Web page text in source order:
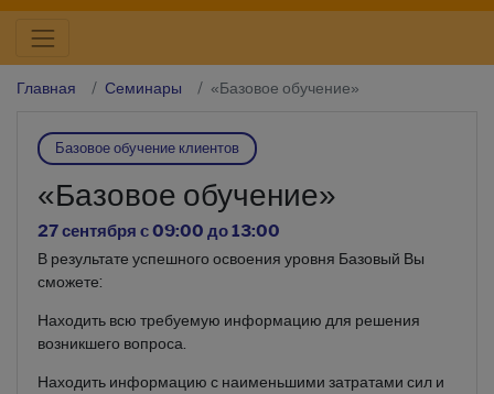
Главная Семинары «Базовое обучение»
Базовое обучение клиентов
«Базовое обучение»
27 сентября c 09:00 до 13:00
В результате успешного освоения уровня Базовый Вы
сможете:
Находить всю требуемую информацию для решения
возникшего вопроса.
Находить информацию с наименьшими затратами сил и